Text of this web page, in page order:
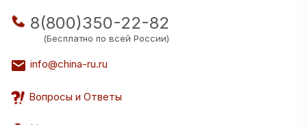
8(800)350-22-82
(Бесплатно по всей России)
info@china-ru.ru
Вопросы и Ответы